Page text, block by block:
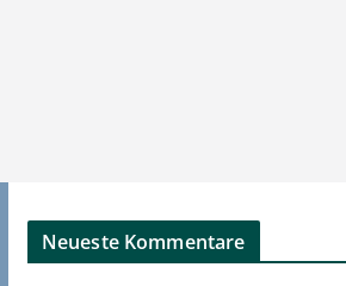
Neueste Kommentare